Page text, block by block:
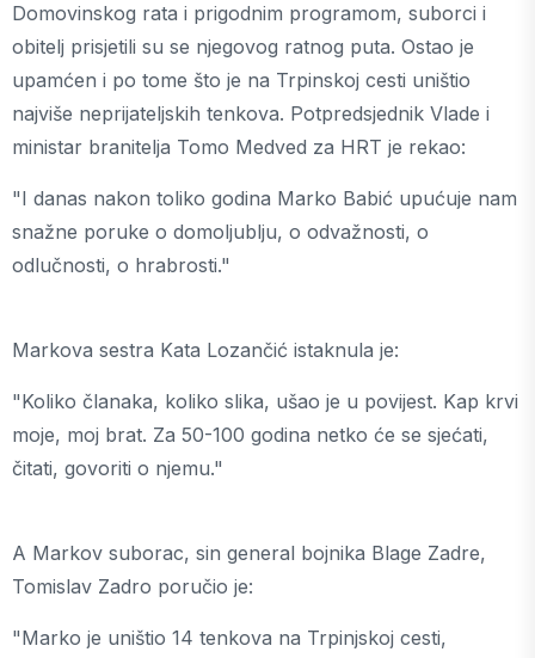
Domovinskog rata i prigodnim programom, suborci i
obitelj prisjetili su se njegovog ratnog puta. Ostao je
upamćen i po tome što je na Trpinskoj cesti uništio
najviše neprijateljskih tenkova. Potpredsjednik Vlade i
ministar branitelja Tomo Medved za HRT je rekao:
"I danas nakon toliko godina Marko Babić upućuje nam
snažne poruke o domoljublju, o odvažnosti, o
odlučnosti, o hrabrosti."
Markova sestra Kata Lozančić istaknula je:
"Koliko članaka, koliko slika, ušao je u povijest. Kap krvi
moje, moj brat. Za 50-100 godina netko će se sjećati,
čitati, govoriti o njemu."
A Markov suborac, sin general bojnika Blage Zadre,
Tomislav Zadro poručio je:
"Marko je uništio 14 tenkova na Trpinjskoj cesti,